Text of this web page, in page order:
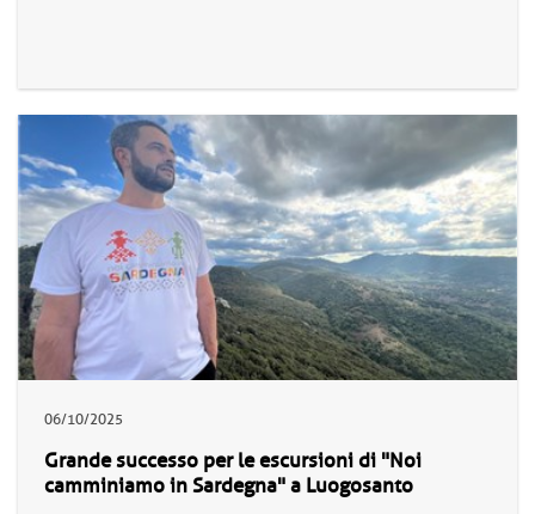
06/10/2025
Grande successo per le escursioni di "Noi
camminiamo in Sardegna" a Luogosanto